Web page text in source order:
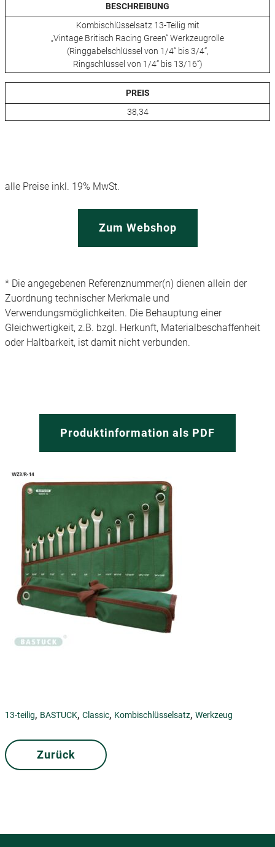
BESCHREIBUNG
Kombischlüsselsatz 13-Teilig mit
„Vintage Britisch Racing Green“ Werkzeugrolle
(Ringgabelschlüssel von 1/4“ bis 3/4“,
Ringschlüssel von 1/4“ bis 13/16“)
PREIS
38,34
alle Preise inkl. 19% MwSt.
Zum Webshop
* Die angegebenen Referenznummer(n) dienen allein der
Zuordnung technischer Merkmale und
Verwendungsmöglichkeiten. Die Behauptung einer
Gleichwertigkeit, z.B. bzgl. Herkunft, Materialbeschaffenheit
oder Haltbarkeit, ist damit nicht verbunden.
Produktinformation als PDF
13-teilig, BASTUCK, Classic, Kombischlüsselsatz, Werkzeug
Zurück